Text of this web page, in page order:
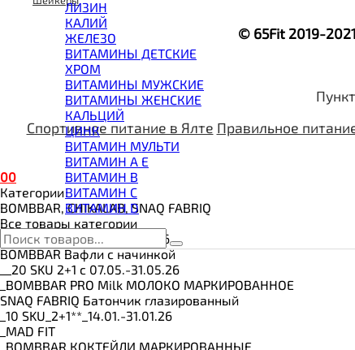
ГЕЙНЕР
ГИАЛУРОНОВАЯ КИСЛОТА
ГЛЮТАМИН
ГУАРАНА
ДЛЯ СУСТАВОВ И СВЯЗОК
ДОБАВКИ ДЛЯ СНА
ЖИРОСЖИГАТЕЛИ
КОЛЛАГЕН
КОЭНЗИМ Q10
КРЕАТИН
ПОЛЕЗНЫЕ ЖИРЫ
ПРОТЕИН
ПРОТЕИНОВОЕ ПЕЧЕНЬЕ
ПРОТЕИНОВЫЕ БАТОНЧИКИ
ПРОТЕИНОВЫЕ КАШИ
ТЕСТОБУСТЕРЫ
ЦИТРУЛЛИН МАЛАТ
ПРЕДТРЕНИРОВОЧНЫЕ КОМПЛЕКСЫ
ЭНЕРГЕТИКИ И ЖИРОСЖИГАТЕЛИ#
ЛИЗИН
КАЛИЙ
ЖЕЛЕЗО
ВИТАМИНЫ ДЕТСКИЕ
ХРОМ
ВИТАМИНЫ МУЖСКИЕ
ВИТАМИНЫ ЖЕНСКИЕ
КАЛЬЦИЙ
ЦИНК
ВИТАМИН МУЛЬТИ
ВИТАМИН A E
ВИТАМИН B
ВИТАМИН C
ВИТАМИН D
© 65Fit 2019-
Спортивное питание в Ялте Правильное
00
Категории
BOMBBAR, CHIKALAB, SNAQ FABRIQ
Все товары категории
__3 SKU 3+1 с 20.07.-31.07.26
BOMBBAR Вафли с начинкой
__20 SKU 2+1 с 07.05.-31.05.26
_BOMBBAR PRO Milk МОЛОКО МАРКИРОВАННОЕ
SNAQ FABRIQ Батончик глазированный
_10 SKU_2+1**_14.01.-31.01.26
_MAD FIT
_BOMBBAR КОКТЕЙЛИ МАРКИРОВАННЫЕ